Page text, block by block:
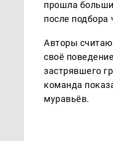
прошла
после
Авторы
своё
застрявшего
команда
муравьёв.